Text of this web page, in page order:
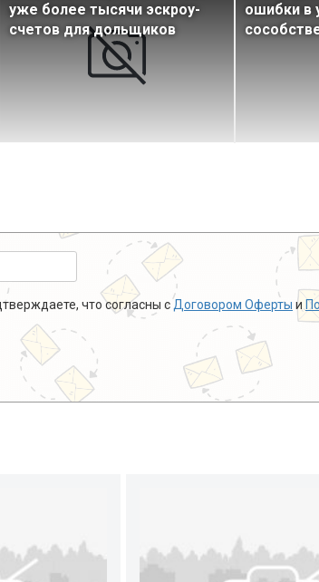
уже более тысячи эскроу-
счетов для дольщиков
ошибки в
что согласны с Договором Оферты и